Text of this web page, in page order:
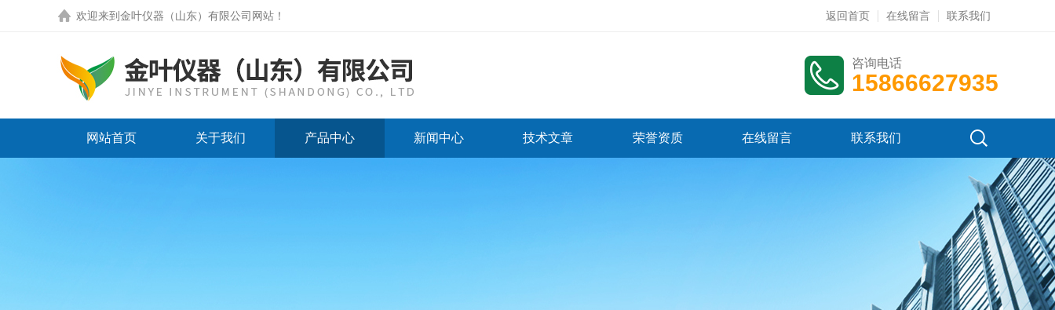
欢迎来到 金叶仪器（山东）有限公司网站 ！ 返回首页 在线留言 联系我们
咨询电话
15866627935
网站首页 关于我们 产品中心 新闻中心 技术文章 荣誉资质 在线留言 联系我们